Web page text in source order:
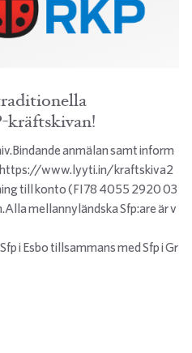
kräftskivan!
anmälan samt inform
www.lyyti.in/kraftskiva2
till konto (FI78 4055 2920 03
mellannyländska Sfp:are är v
i Esbo tillsammans med Sfp i Gr